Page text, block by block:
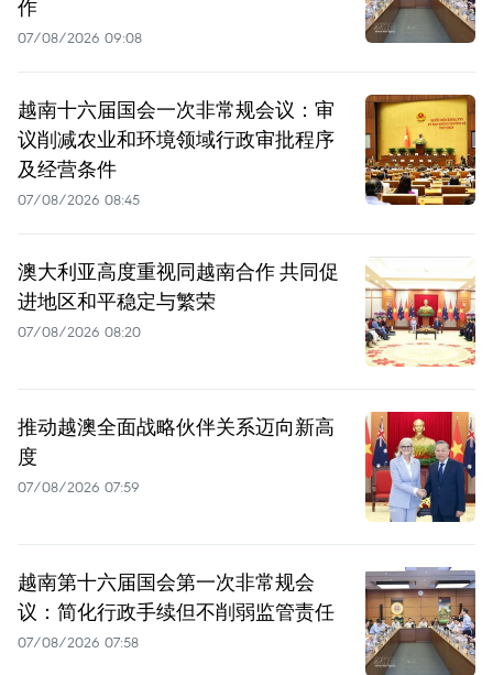
作
07/08/2026 09:08
越南十六届国会一次非常规会议：审
议削减农业和环境领域行政审批程序
及经营条件
07/08/2026 08:45
澳大利亚高度重视同越南合作 共同促
进地区和平稳定与繁荣
07/08/2026 08:20
推动越澳全面战略伙伴关系迈向新高
度
07/08/2026 07:59
越南第十六届国会第一次非常规会
议：简化行政手续但不削弱监管责任
07/08/2026 07:58